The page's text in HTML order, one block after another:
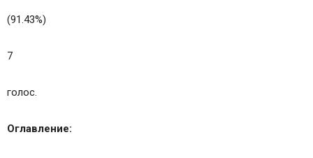
(91.43%)
7
голос.
Оглавление: